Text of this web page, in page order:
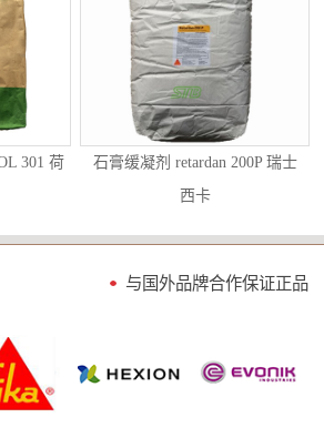
301 荷
石膏缓凝剂 retardan 200P 瑞士
西卡
与国外品牌合作保证正品